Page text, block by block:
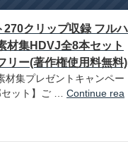
270クリップ収録 フルハ
材集HDVJ全8本セット
リー(著作権使用料無料)
材集プレゼントキャンペー
ット】ご … Continue rea